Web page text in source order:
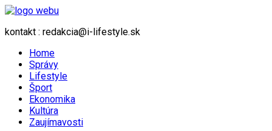
kontakt : redakcia@i-lifestyle.sk
Home
Správy
Lifestyle
Šport
Ekonomika
Kultúra
Zaujímavosti